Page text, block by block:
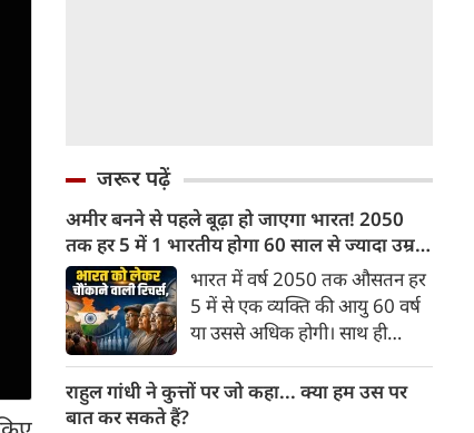
जरूर पढ़ें
अमीर बनने से पहले बूढ़ा हो जाएगा भारत! 2050
तक हर 5 में 1 भारतीय होगा 60 साल से ज्यादा उम्र
का
भारत में वर्ष 2050 तक औसतन हर
5 में से एक व्यक्ति की आयु 60 वर्ष
या उससे अधिक होगी। साथ ही
भारत में रहेंगे। ‘ट्रांसफॉर्म रूरल
राहुल गांधी ने कुत्तों पर जो कहा... क्या हम उस पर
बात कर सकते हैं?